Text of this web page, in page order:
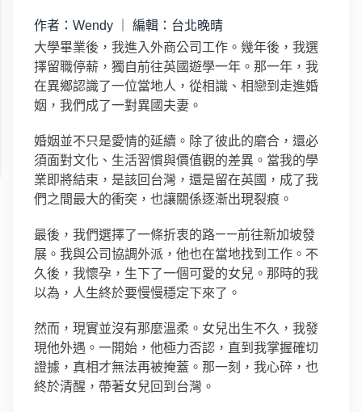
作者：Wendy ｜ 編輯：台北晚晴
大學畢業後，我進入外商公司工作。幾年後，我選
擇留職停薪，獨自前往英國遊學一年。那一年，我
在異鄉認識了一位當地人，從相識、相戀到走進婚
姻，我們成了一對異國夫妻。
婚姻並不只是愛情的延續。除了彼此的磨合，還必
須面對文化、生活習慣與價值觀的差異。當我的學
業即將結束，是該回台灣，還是留在英國，成了我
們之間最大的衝突，也讓關係逐漸出現裂痕。
最後，我們選擇了一條折衷的路——前往新加坡發
展。我與公司協調外派，他也在當地找到工作。不
久後，我懷孕，生下了一個可愛的女兒。那時的我
以為，人生終於要慢慢穩定下來了。
然而，現實並沒有那麼溫柔。女兒出生不久，我發
現他外遇。一開始，他極力否認，直到我掌握確切
證據，真相才無法再被掩蓋。那一刻，我心碎，也
終於清醒，帶著女兒回到台灣。